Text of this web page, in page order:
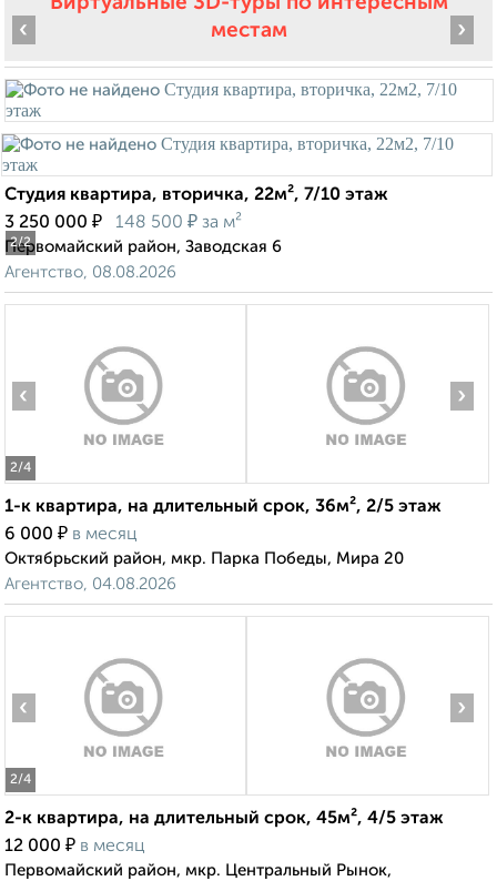
местам
2/2
‹ ›
Студия квартира, вторичка, 22м², 7/10 этаж
3 250 000 ₽ 148 500 ₽ за м²
Первомайский район, Заводская 6
Агентство, 08.08.2026
2/4
‹ ›
1-к квартира, на длительный срок, 36м², 2/5 этаж
6 000 ₽ в месяц
Октябрьский район, мкр. Парка Победы, Мира 20
Агентство, 04.08.2026
2/4
‹ ›
2-к квартира, на длительный срок, 45м², 4/5 этаж
12 000 ₽ в месяц
Первомайский район, мкр. Центральный Рынок,